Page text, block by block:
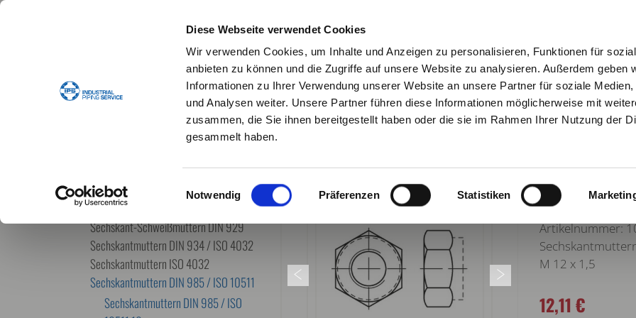
Diese Webseite verwendet Cookies
Wir verwenden Cookies, um Inhalte und Anzeigen zu personalisieren, Funktionen für
anbieten zu können und die Zugriffe auf unsere Website zu analysieren. Außerdem geben
Informationen zu Ihrer Verwendung unserer Website an unsere Partner für soziale Medien,
und Analysen weiter. Unsere Partner führen diese Informationen möglicherweise mit
zusammen, die Sie ihnen bereitgestellt haben oder die sie im Rahmen Ihrer Nutzung der
gesammelt haben.
Einwilligungsauswahl
Notwendig Präferenzen Statistiken
DICHTUNGSKONFIGURATOR VERBINDUNGSTECHNIK ARBEITSSCHUTZ
SCHRAUBEN
MUTTERN
Sechskant-Schweißmuttern DIN 929
Sechskantmuttern DIN 934 / ISO 4032
Sechskantmuttern ISO 4032
Sechskantmuttern DIN 985 / ISO 10511
Sechskantmuttern DIN 985 / ISO
Artikelnummer:
M 12 x 1,5
12,11 €